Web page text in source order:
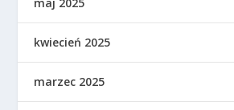
kwiecień 2025
marzec 2025